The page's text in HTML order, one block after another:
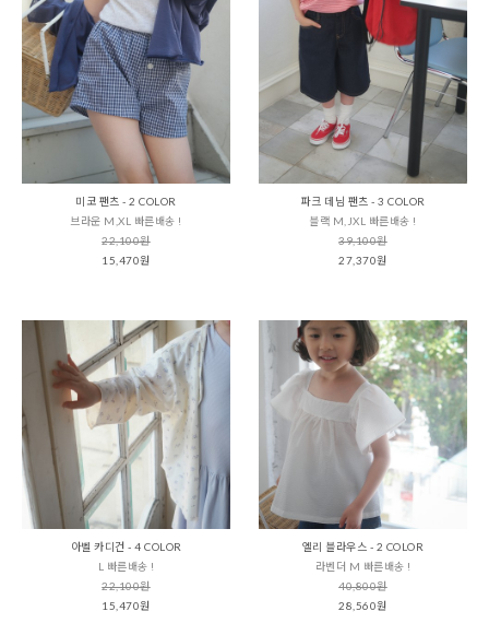
미코 팬츠 - 2 COLOR
브라운 M,XL 빠른배송 !
22,100원
15,470원
파크 데님 팬츠 - 3 COLOR
블랙 M,JXL 빠른배송 !
39,100원
27,370원
아벨 카디건 - 4 COLOR
L 빠른배송 !
22,100원
15,470원
엘리 블라우스 - 2 COLOR
라벤더 M 빠른배송 !
40,800원
28,560원